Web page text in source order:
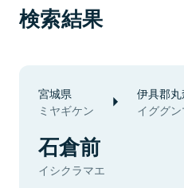
検索結果
宮城県
ミヤギケン
伊具郡
イググ
石倉前
イシクラマエ